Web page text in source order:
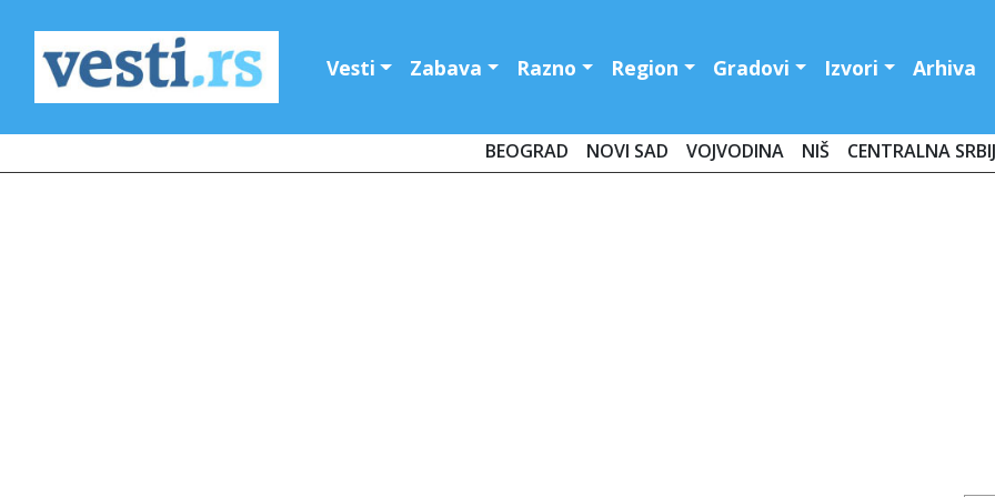
Vesti Zabava Razno Region Gradovi Izvori Arhiva
BEOGRAD NOVI SAD VOJVODINA NIŠ CENTRALNA